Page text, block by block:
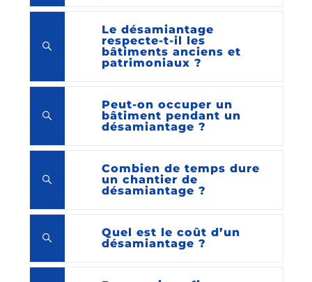
Le désamiantage
respecte-t-il les
bâtiments anciens et
patrimoniaux ?
Peut-on occuper un
bâtiment pendant un
désamiantage ?
Combien de temps dure
un chantier de
désamiantage ?
Quel est le coût d’un
désamiantage ?